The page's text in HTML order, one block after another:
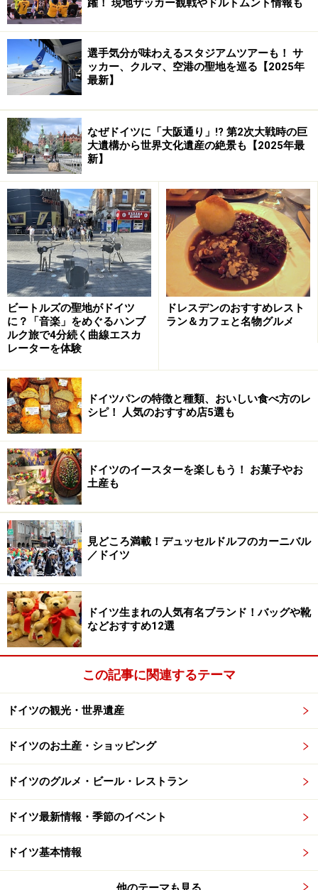
カー（日本でいうB型）の両方の機能が付いている「コ
ンビ・ベビーカー」を利用する人が多いのですが、これ
もそのタイプ。こんなにシンプルなデザインなのに、赤
ちゃんが大きくなってきたらキャリーコットをはずし
て、B型ベビーカーに変身させられる作りになっている
んです。
便利なショッピングバッグも付いています (c)teutonia
Kinderwagenfabrik GmbH
その他、高さや角度を調節できるハンドル、クッション
付きで柔らかな着け心地の５点式シートベルト、赤ちゃ
んが外を覗ける小窓、通気性を良くするメッシュウィン
ドウなど、モダンデザインのベビーカーにも引けをとり
ません。下の荷物置きの部分には、買ったものをそのま
ま入れて、そのまま運べるショッピングバッグも付いて
いてとっても便利。また、カラーは紺、ブラック、ベー
ジュの3色から選べます。
クラシカルな美しいデザインと快適さ、この両方を追求
した「Elégance」シリーズ。お値段は張りますが、「見
た目が重要だけど、機能性もほしい」というおしゃれで
欲張りなママも満足できるはず。こんな素敵なベビーカ
ーを押して、貴婦人のようにお散歩できたら気持ちがい
いでしょうね。
もっとノスタルジックで可愛いベビーカーは
でご紹介！
※記事内容は執筆時点のものです。最新の内容をご確認くださ
い。
※海外を訪れる際には最新情報の入手に努め、「
ホームページ」を確認するなど、安全確保に十分注意を払ってく
ださい。
選手気分が味わえるスタジアムツアーも！ サ
ッカー、クルマ、空港の聖地を巡る【2025年
最新】
なぜドイツに「大阪通り」!? 第2次大戦時の巨
大遺構から世界文化遺産の絶景も【2025年最
新】
ビートルズの聖地がドイツ
に？「音楽」をめぐるハンブ
ルク旅で4分続く曲線エスカ
レーターを体験
ドレスデンのおすすめレスト
ラン＆カフェと名物グルメ
ドイツパンの特徴と種類、おいしい食べ方のレ
シピ！ 人気のおすすめ店5選も
ドイツのイースターを楽しもう！ お菓子やお
土産も
見どころ満載！デュッセルドルフのカーニバル
／ドイツ
ドイツ生まれの人気有名ブランド！バッグや靴
などおすすめ12選
この記事に関連するテーマ
ドイツの観光・世界遺産
ドイツのお土産・ショッピング
ドイツのグルメ・ビール・レストラン
ドイツ最新情報・季節のイベント
ドイツ基本情報